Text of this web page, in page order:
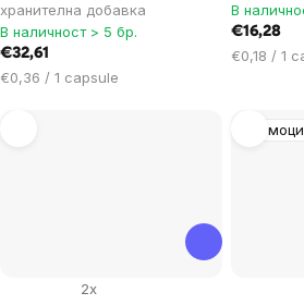
хранителна добавка
В наличност > 5 бр.
€32,61
Цена
€0,36 / 1 capsule
В
€16,28
Цена
€0,18 / 1
2x